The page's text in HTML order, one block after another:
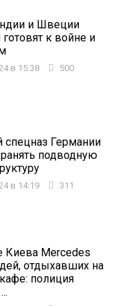
и Швеции
к войне и
в 15:38 500
спецназ Германии
подводную
в 14:19 311
Киева Mercedes
отдыхавших на
полиция